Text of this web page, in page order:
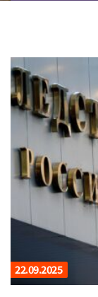
22.09.2025